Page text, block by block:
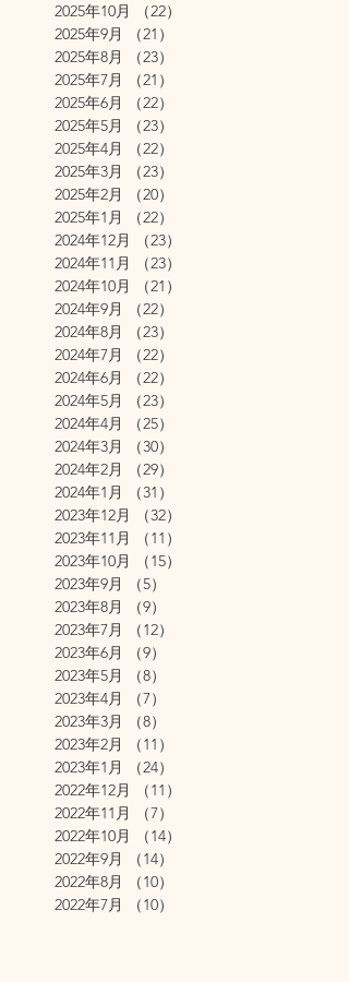
2025年10月
（22）
2025年9月
（21）
2025年8月
（23）
2025年7月
（21）
2025年6月
（22）
2025年5月
（23）
2025年4月
（22）
2025年3月
（23）
2025年2月
（20）
2025年1月
（22）
2024年12月
（23）
2024年11月
（23）
2024年10月
（21）
2024年9月
（22）
2024年8月
（23）
2024年7月
（22）
2024年6月
（22）
2024年5月
（23）
2024年4月
（25）
2024年3月
（30）
2024年2月
（29）
2024年1月
（31）
2023年12月
（32）
2023年11月
（11）
2023年10月
（15）
2023年9月
（5）
2023年8月
（9）
2023年7月
（12）
2023年6月
（9）
2023年5月
（8）
2023年4月
（7）
2023年3月
（8）
2023年2月
（11）
2023年1月
（24）
2022年12月
（11）
2022年11月
（7）
2022年10月
（14）
2022年9月
（14）
2022年8月
（10）
2022年7月
（10）